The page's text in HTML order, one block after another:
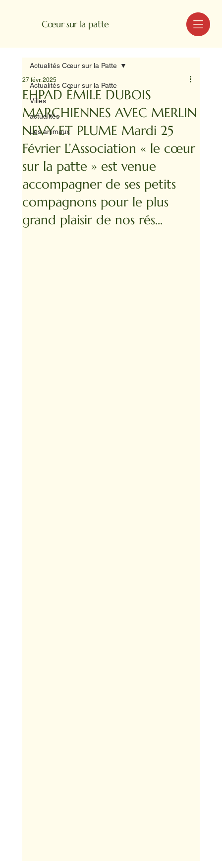
Cœur sur la patte MENU
Actualités Cœur sur la Patte
Villes
actualités
Les animaux
Actualités Cœur sur la Patte
EHPAD ÉMILE DUBOIS
MARCHIENNES AVEC MERLIN
NEVY ET PLUME Mardi 25
Février L’Association « le cœur
sur la patte » est venue
accompagner de ses petits
compagnons pour le plus
grand plaisir de nos rés...
27 févr. 2025